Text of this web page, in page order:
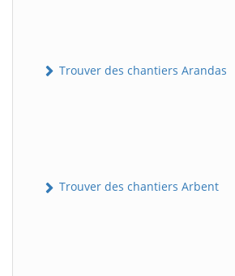
Trouver des chantiers Arandas
Trouver des chantiers Arbent